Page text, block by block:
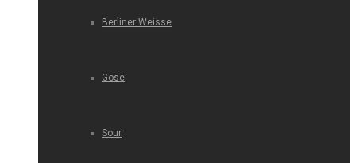
Berliner Weisse
Gose
Sour